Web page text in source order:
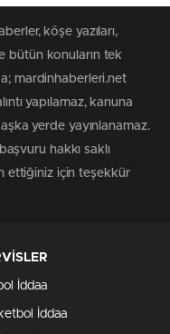
köşe yazıları,
bütün konuların tek
mardinhaberleri.net
yapılamaz, kanuna
yerde yayınlanamaz.
hakkı saklı
ettiğiniz için teşekkür
İddaa
İddaa